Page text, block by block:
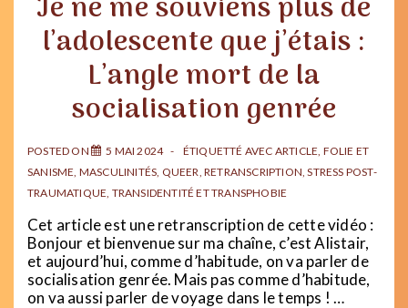
féminisme
patriarcat
Je ne me souviens plus de
l’adolescente que j’étais :
L’angle mort de la
socialisation genrée
POSTED ON 5 MAI 2024 ÉTIQUETTÉ AVEC ARTICLE, FOLIE ET
SANISME, MASCULINITÉS, QUEER,RETRANSCRIPTION,STRESS POST-
TRAUMATIQUE, TRANSIDENTITÉ ET TRANSPHOBIE
Cet article est une retranscription de cette vidéo :
Bonjour et bienvenue sur ma chaîne, c’est Alistair,
et aujourd’hui, comme d’habitude, on va parler de
socialisation genrée. Mais pas comme d’habitude,
on va aussi parler de voyage dans le temps ! …